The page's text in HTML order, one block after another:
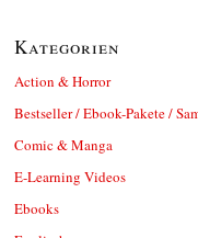
Kategorien
Action & Horror
Bestseller / Ebook-Pakete /
Comic & Manga
E-Learning Videos
Ebooks